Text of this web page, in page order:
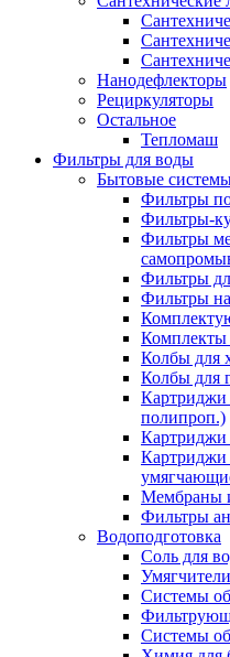
Нанодефлекторы
Рециркуляторы
Остальное
Тепломаш
Фильтры для воды
Бытовые
Фильтры
Фильтры-
Фильтры
Фильтры
Фильтры
Комплекты
Колбы для
Колбы для
Картриджи
полипроп.)
Картриджи
Картриджи
Мембраны
Фильтры
Водоподготовка
Соль для
Умягчители
Системы
Системы